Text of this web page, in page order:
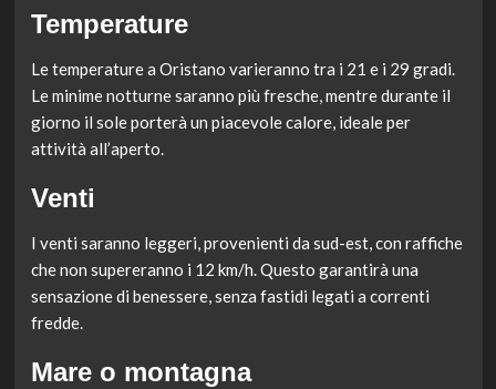
Temperature
Le temperature a Oristano varieranno tra i 21 e i 29 gradi.
Le minime notturne saranno più fresche, mentre durante il
giorno il sole porterà un piacevole calore, ideale per
attività all’aperto.
Venti
I venti saranno leggeri, provenienti da sud-est, con raffiche
che non supereranno i 12 km/h. Questo garantirà una
sensazione di benessere, senza fastidi legati a correnti
fredde.
Mare o montagna